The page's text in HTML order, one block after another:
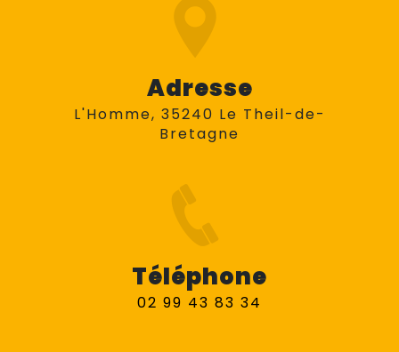
Adresse
L'Homme, 35240 Le Theil-de-
Bretagne
Téléphone
02 99 43 83 34